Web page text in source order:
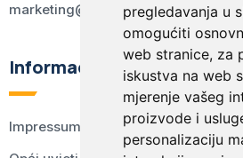
pregledavanja u
omogućiti
web stranice, za
iskustva na web
mjerenje vašeg
proizvode i
personalizaciju
marketing@kodex.hr
Informacije
Impressum